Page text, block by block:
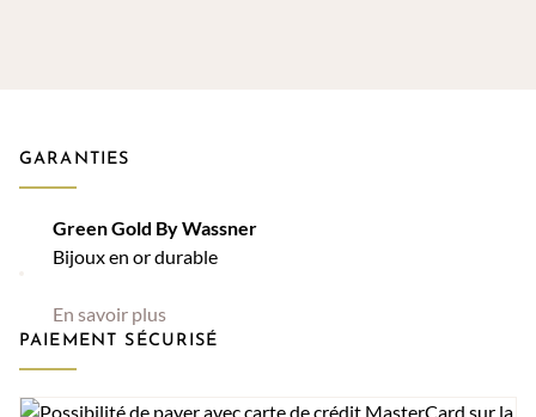
GARANTIES
Green Gold By Wassner
Bijoux en or durable
En savoir plus
PAIEMENT SÉCURISÉ